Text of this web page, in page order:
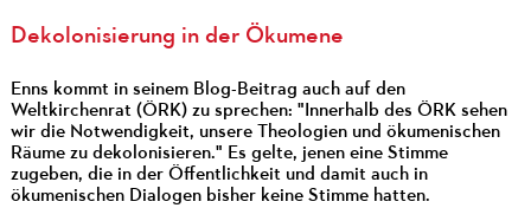
Dekolonisierung in der Ökumene
Enns kommt in seinem Blog-Beitrag auch auf den
Weltkirchenrat (ÖRK) zu sprechen: "Innerhalb des ÖRK sehen
wir die Notwendigkeit, unsere Theologien und ökumenischen
Räume zu dekolonisieren." Es gelte, jenen eine Stimme
zugeben, die in der Öffentlichkeit und damit auch in
ökumenischen Dialogen bisher keine Stimme hatten.